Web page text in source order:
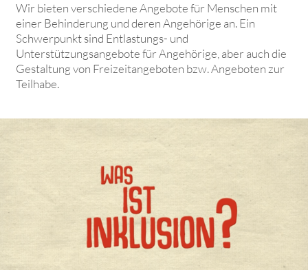
Wir bieten verschiedene Angebote für Menschen mit
einer Behinderung und deren Angehörige an. Ein
Schwerpunkt sind Entlastungs- und
Unterstützungsangebote für Angehörige, aber auch die
Gestaltung von Freizeitangeboten bzw. Angeboten zur
Teilhabe.